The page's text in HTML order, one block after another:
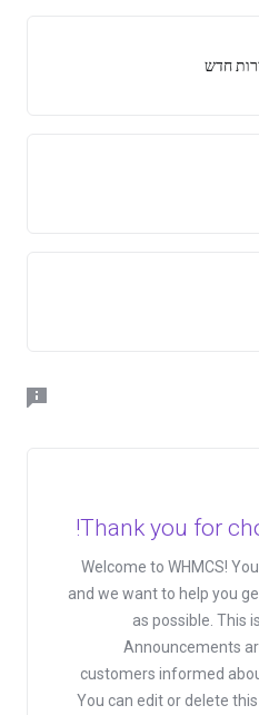
חדש
Thank you for
Welcome to WHMCS!
and we want to help you
as possible. This
Announcements
customers informed
You can edit or delete